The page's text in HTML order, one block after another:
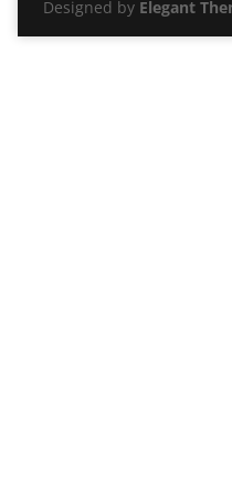
Designed by Elegant